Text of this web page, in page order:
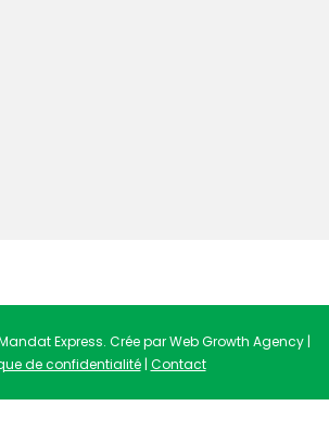
Express. Crée par Web Growth Agency |
de confidentialité| Contact